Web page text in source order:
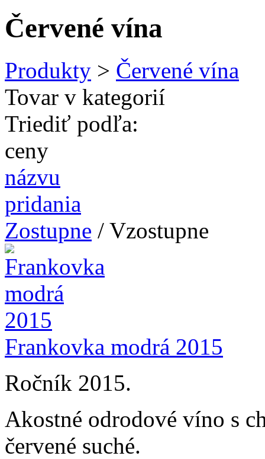
Červené vína
Produkty > Červené vína
Tovar v kategorií
Triediť podľa:
ceny
názvu
pridania
Zostupne / Vzostupne
Frankovka modrá 2015
Ročník 2015.
Akostné odrodové víno s
červené suché.